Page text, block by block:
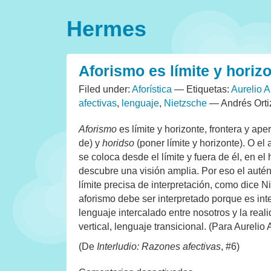
Hermes
Aforismo es límite y
Filed under: Aforística — Etiquetas: Aurelio
afectivas, lenguaje, Nietzsche — Andrés
Aforismo es límite y horizonte, frontera y
de) y horidso (poner límite y horizonte). O el
se coloca desde el límite y fuera de él, en el
descubre una visión amplia. Por eso el
límite precisa de interpretación, como dice
aforismo debe ser interpretado porque es
lenguaje intercalado entre nosotros y la
vertical, lenguaje transicional. (Para Aurelio
(De Interludio: Razones afectivas, #6)